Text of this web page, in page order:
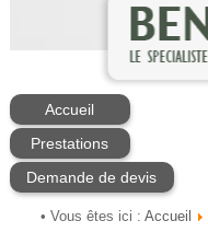
Accueil
Prestations
Demande de devis
• Vous êtes ici : Accueil